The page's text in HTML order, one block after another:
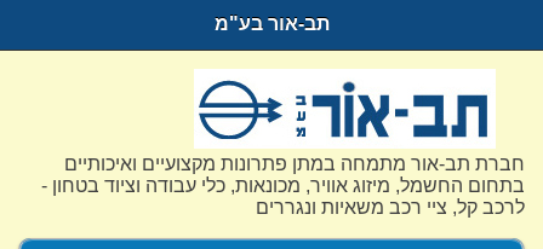
תב-אור בע"מ
חברת תב-אור מתמחה במתן פתרונות מקצועיים ואיכותיים
בתחום החשמל, מיזוג אוויר, מכונאות, כלי עבודה וציוד בטחון -
לרכב קל, ציי רכב משאיות ונגררים